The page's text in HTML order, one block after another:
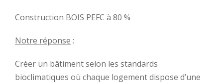
Construction BOIS PEFC à 80 %
Notre réponse :
Créer un bâtiment selon les standards
bioclimatiques où chaque logement dispose d’une